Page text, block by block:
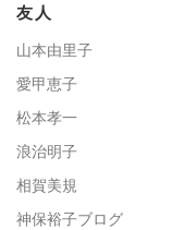
ー
友人
山本由里子
愛甲恵子
松本孝一
浪治明子
相賀美規
神保裕子ブログ